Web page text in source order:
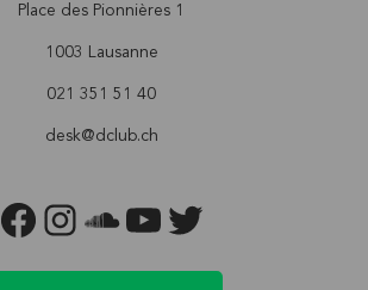
Place des Pionnières 1
1003 Lausanne
021 351 51 40
desk@dclub.ch
FACEBOOKINSTAGRAM
SOUNDCLOUD
YOUTUBETWITTER